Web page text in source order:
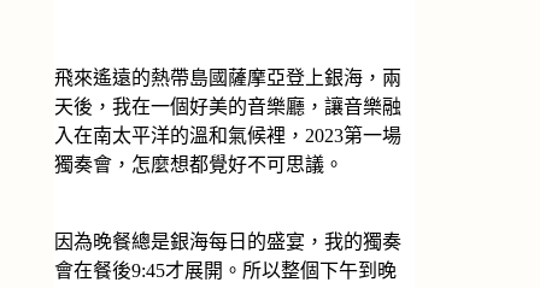
飛來遙遠的熱帶島國薩摩亞登上銀海，兩
天後，我在一個好美的音樂廳，讓音樂融
入在南太平洋的溫和氣候裡，2023第一場
獨奏會，怎麼想都覺好不可思議。
因為晚餐總是銀海每日的盛宴，我的獨奏
會在餐後9:45才展開。所以整個下午到晚